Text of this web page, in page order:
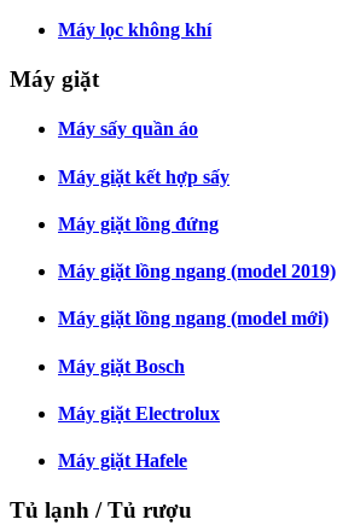
Máy lọc không khí
Máy giặt
Máy sấy quần áo
Máy giặt kết hợp sấy
Máy giặt lồng đứng
Máy giặt lồng ngang (model 2019)
Máy giặt lồng ngang (model mới)
Máy giặt Bosch
Máy giặt Electrolux
Máy giặt Hafele
Tủ lạnh / Tủ rượu